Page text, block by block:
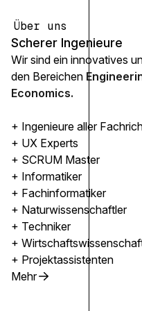
Über uns
Scherer Ingenieure
Wir sind ein innovatives
den Bereichen
Economics.
+ Ingenieure aller
+ UX Experts
+ SCRUM Master
+ Informatiker
+ Fachinformatiker
+ Naturwissenschaftler
+ Techniker
+
+ Projektassistenten
Mehr